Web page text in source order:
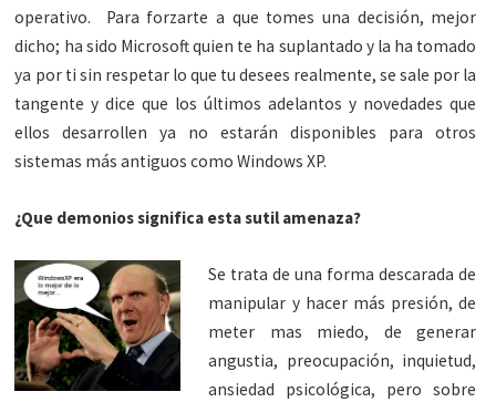
operativo. Para forzarte a que tomes una decisión, mejor
dicho; ha sido Microsoft quien te ha suplantado y la ha tomado
ya por ti sin respetar lo que tu desees realmente, se sale por la
tangente y dice que los últimos adelantos y novedades que
ellos desarrollen ya no estarán disponibles para otros
sistemas más antiguos como Windows XP.
¿Que demonios significa esta sutil amenaza?
Se trata de una forma descarada de
manipular y hacer más presión, de
meter mas miedo, de generar
angustia, preocupación, inquietud,
ansiedad psicológica, pero sobre